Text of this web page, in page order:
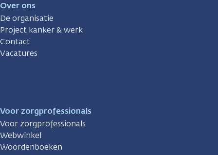
Over ons
De organisatie
Project kanker & werk
Contact
Vacatures
Voor zorgprofessionals
Voor zorgprofessionals
Webwinkel
Woordenboeken